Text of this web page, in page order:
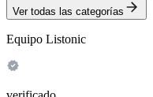
Ver todas las categorías
Equipo Listonic